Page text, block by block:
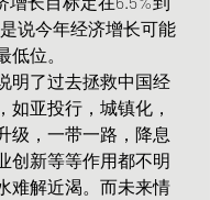
说今年经济增长可能
低位。
明了过去拯救中国经
如亚投行，城镇化，
级，一带一路，降息
创新等等作用都不明
难解近渴。而未来情